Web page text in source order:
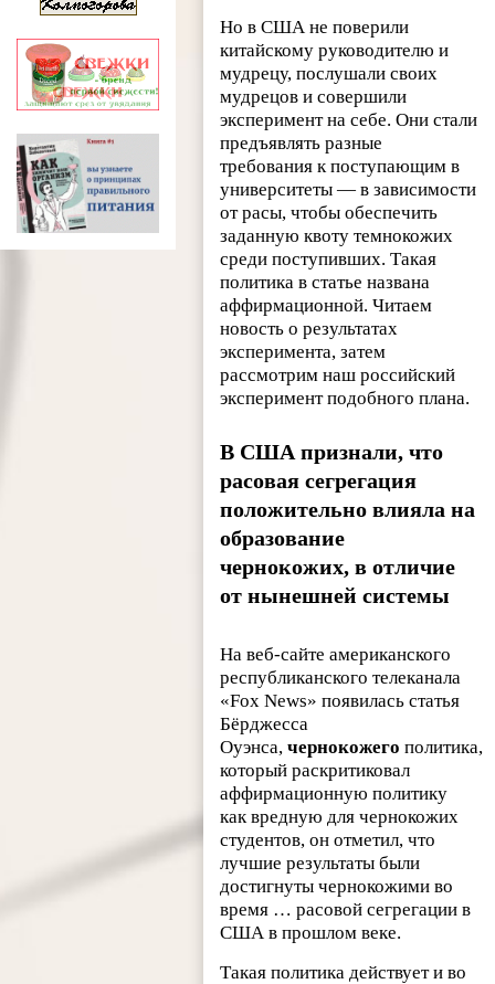
Но в США не поверили
китайскому руководителю и
мудрецу, послушали своих
мудрецов и совершили
эксперимент на себе. Они стали
предъявлять разные
требования к поступающим в
университеты — в зависимости
от расы, чтобы обеспечить
заданную квоту темнокожих
среди поступивших. Такая
политика в статье названа
аффирмационной. Читаем
новость о результатах
эксперимента, затем
рассмотрим наш российский
эксперимент подобного плана.
В США признали, что
расовая сегрегация
положительно влияла на
образование
чернокожих, в отличие
от нынешней системы
На веб-сайте американского
республиканского телеканала
«Fox News» появилась статья
Бёрджесса
Оуэнса,чернокожего политика,
который раскритиковал
аффирмационную политику
как вредную для чернокожих
студентов, он отметил, что
лучшие результаты были
достигнуты чернокожими во
время … расовой сегрегации в
США в прошлом веке.
Такая политика действует и во